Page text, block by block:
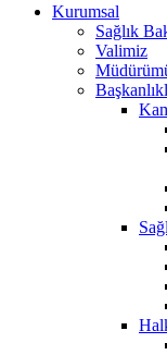
Kurumsal
Sağlık
Valimiz